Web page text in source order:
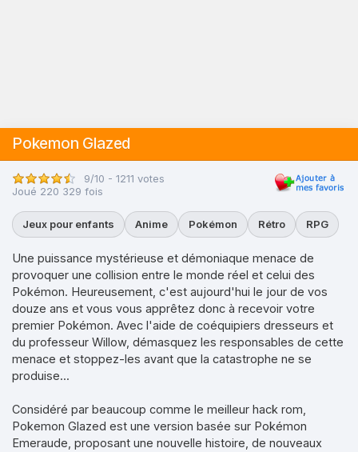
Pokemon Glazed
9/10 - 1211 votes
Joué 220 329 fois
Jeux pour enfants Anime Pokémon Rétro RPG
Une puissance mystérieuse et démoniaque menace de
provoquer une collision entre le monde réel et celui des
Pokémon. Heureusement, c'est aujourd'hui le jour de vos
douze ans et vous vous apprêtez donc à recevoir votre
premier Pokémon. Avec l'aide de coéquipiers dresseurs et
du professeur Willow, démasquez les responsables de cette
menace et stoppez-les avant que la catastrophe ne se
produise...
Considéré par beaucoup comme le meilleur hack rom,
Pokemon Glazed est une version basée sur Pokémon
Emeraude, proposant une nouvelle histoire, de nouveaux